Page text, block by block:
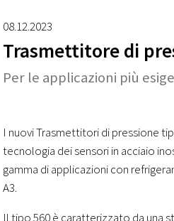
08.12.2023
Trasmettitore di
Per le applicazioni più
I nuovi Trasmettitori di pressione
tecnologia dei sensori in acciaio
gamma di applicazioni con
A3.
Il tipo 560 è caratterizzato da una